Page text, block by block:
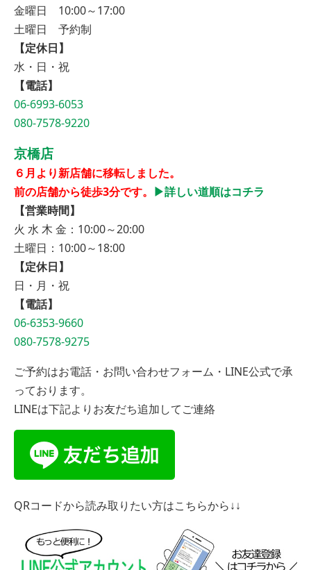
金曜日 10:00～17:00
土曜日 予約制
【定休日】
水・日・祝
【電話】
06-6993-6053
080-7578-9220
京橋店
６月より新店舗に移転しました。
前の店舗から徒歩3分です。 ▶︎詳しい道順はコチラ
【営業時間】
火 水 木 金：10:00～20:00
土曜日：10:00～18:00
【定休日】
日・月・祝
【電話】
06-6353-9660
080-7578-9275
ご予約はお電話・お問い合わせフォーム・LINE公式で承
っております。
LINEは下記よりお友だち追加してご連絡
QRコードから読み取りたい方はこちらから↓↓